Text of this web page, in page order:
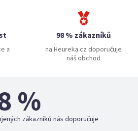
a
98 % zákazníků
na Heureka.cz doporučuje
náš obchod
%
zákazníků nás doporučuje